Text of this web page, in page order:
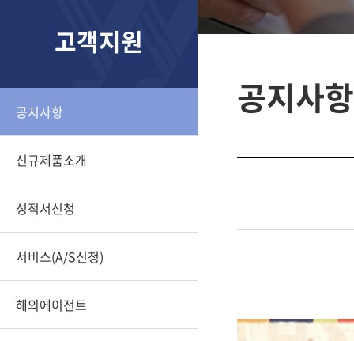
고객지원
공지사항
신규제품소개
성적서신청
서비스(A/S신청)
해외에이전트
공지사항